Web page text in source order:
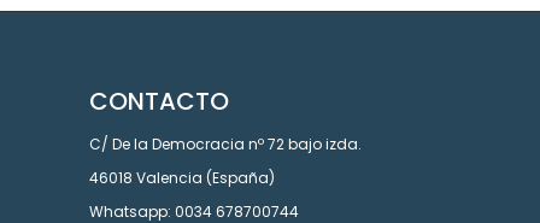
CONTACTO
C/ De la Democracia nº 72 bajo izda.
46018 Valencia (España)
Whatsapp: 0034 678700744